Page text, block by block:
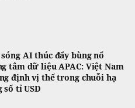
AI thúc đẩy bùng nổ
tâm dữ liệu APAC: Việt Nam
định vị thế trong chuỗi hạ
số tỉ USD